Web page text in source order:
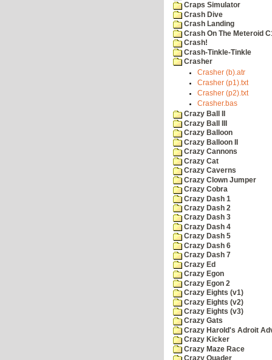
Craps Simulator
Crash Dive
Crash Landing
Crash On The Meteroid
Crash!
Crash-Tinkle-Tinkle
Crasher
Crasher (b).atr
Crasher (p1).txt
Crasher (p2).txt
Crasher.bas
Crazy Ball II
Crazy Ball III
Crazy Balloon
Crazy Balloon II
Crazy Cannons
Crazy Cat
Crazy Caverns
Crazy Clown Jumper
Crazy Cobra
Crazy Dash 1
Crazy Dash 2
Crazy Dash 3
Crazy Dash 4
Crazy Dash 5
Crazy Dash 6
Crazy Dash 7
Crazy Ed
Crazy Egon
Crazy Egon 2
Crazy Eights (v1)
Crazy Eights (v2)
Crazy Eights (v3)
Crazy Gats
Crazy Harold's Adroit
Crazy Kicker
Crazy Maze Race
Crazy Quader